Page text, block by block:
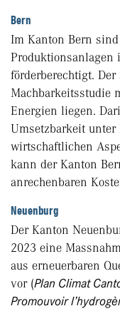
Bern
Im Kanton Bern
Produktionsanlagen
förderberechtigt.
Machbarkeitsstudie
Energien liegen.
Umsetzbarkeit
wirtschaftlichen
kann der Kanton
anrechenbaren
Neuenburg
Der Kanton
2023 eine
aus erneuerbaren
vor (Plan Climat
Promouvoir